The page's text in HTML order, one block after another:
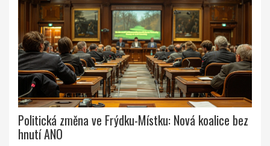
Politická změna ve Frýdku-Místku: Nová koalice bez
hnutí ANO